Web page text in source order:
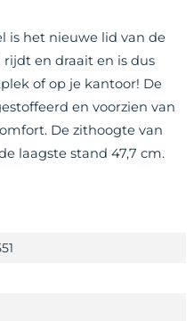
is het nieuwe lid van de
en draait en is dus
of op je kantoor! De
en voorzien van
De zithoogte van
laagste stand 47,7 cm.